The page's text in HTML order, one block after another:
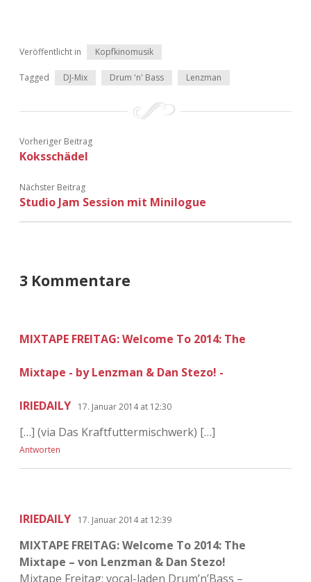
Veröffentlicht in Kopfkinomusik
Tagged DJ-Mix Drum 'n' Bass Lenzman
Vorheriger Beitrag
Koksschädel
Nächster Beitrag
Studio Jam Session mit Minilogue
3 Kommentare
MIXTAPE FREITAG: Welcome To 2014: The
Mixtape - by Lenzman & Dan Stezo! -
IRIEDAILY 17. Januar 2014 at 12:30
[…] (via Das Kraftfuttermischwerk) […]
Antworten
IRIEDAILY 17. Januar 2014 at 12:39
MIXTAPE FREITAG: Welcome To 2014: The
Mixtape – von Lenzman & Dan Stezo!
Mixtape Freitag: vocal-laden Drum’n’Bass –